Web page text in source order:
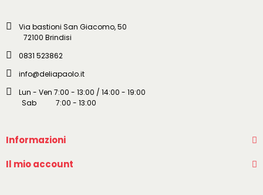
Via bastioni San Giacomo, 50
72100 Brindisi
0831 523862
info@deliapaolo.it
Lun - Ven 7:00 - 13:00 / 14:00 - 19:00
Sab 7:00 - 13:00
Informazioni
Il mio account